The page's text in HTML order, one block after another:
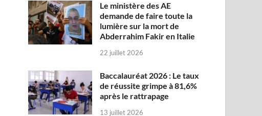
Le ministère des AE
demande de faire toute la
lumière sur la mort de
Abderrahim Fakir en Italie
22 juillet 2026
Baccalauréat 2026 : Le taux
de réussite grimpe à 81,6%
après le rattrapage
13 juillet 2026